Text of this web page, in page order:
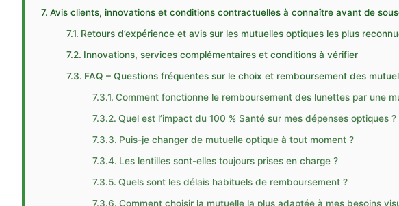
Avis clients, innovations et conditions contractuelles à connaître avant de
Retours d’expérience et avis sur les mutuelles optiques les plus
Innovations, services complémentaires et conditions à vérifier
FAQ – Questions fréquentes sur le choix et remboursement des
Comment fonctionne le remboursement des lunettes par une
Quel est l’impact du 100 % Santé sur mes dépenses optiques ?
Puis-je changer de mutuelle optique à tout moment ?
Les lentilles sont-elles toujours prises en charge ?
Quels sont les délais habituels de remboursement ?
Comment choisir la mutuelle la plus adaptée à mes besoins